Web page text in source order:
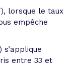
lorsque le taux
empêche
entre 33 et